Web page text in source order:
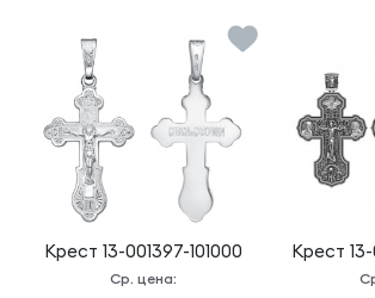
Крест 13-001397-101000
Ср. цена:
Крест